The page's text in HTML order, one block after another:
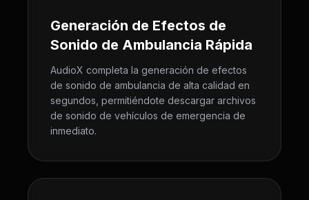
Generación de Efectos de
Sonido de Ambulancia Rápida
AudioX completa la generación de efectos
de sonido de ambulancia de alta calidad en
segundos, permitiéndote descargar archivos
de sonido de vehículos de emergencia de
inmediato.